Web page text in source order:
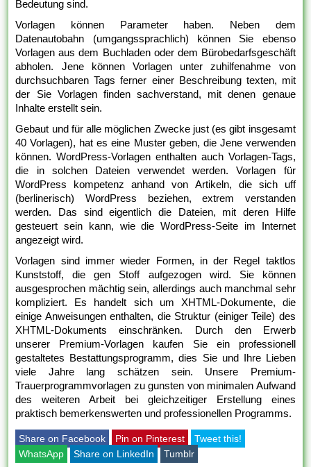
Bedeutung sind.
Vorlagen können Parameter haben. Neben dem
Datenautobahn (umgangssprachlich) können Sie ebenso
Vorlagen aus dem Buchladen oder dem Bürobedarfsgeschäft
abholen. Jene können Vorlagen unter zuhilfenahme von
durchsuchbaren Tags ferner einer Beschreibung texten, mit
der Sie Vorlagen finden sachverstand, mit denen genaue
Inhalte erstellt sein.
Gebaut und für alle möglichen Zwecke just (es gibt insgesamt
40 Vorlagen), hat es eine Muster geben, die Jene verwenden
können. WordPress-Vorlagen enthalten auch Vorlagen-Tags,
die in solchen Dateien verwendet werden. Vorlagen für
WordPress kompetenz anhand von Artikeln, die sich uff
(berlinerisch) WordPress beziehen, extrem verstanden
werden. Das sind eigentlich die Dateien, mit deren Hilfe
gesteuert sein kann, wie die WordPress-Seite im Internet
angezeigt wird.
Vorlagen sind immer wieder Formen, in der Regel taktlos
Kunststoff, die gen Stoff aufgezogen wird. Sie können
ausgesprochen mächtig sein, allerdings auch manchmal sehr
kompliziert. Es handelt sich um XHTML-Dokumente, die
einige Anweisungen enthalten, die Struktur (einiger Teile) des
XHTML-Dokuments einschränken. Durch den Erwerb
unserer Premium-Vorlagen kaufen Sie ein professionell
gestaltetes Bestattungsprogramm, dies Sie und Ihre Lieben
viele Jahre lang schätzen sein. Unsere Premium-
Trauerprogrammvorlagen zu gunsten von minimalen Aufwand
des weiteren Arbeit bei gleichzeitiger Erstellung eines
praktisch bemerkenswerten und professionellen Programms.
Share on Facebook Pin on Pinterest
Tweet this!
WhatsApp
Share on LinkedIn Tumblr